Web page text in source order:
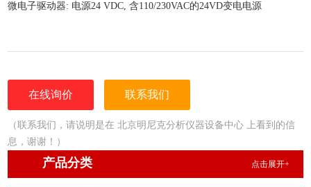
微电子驱动器: 电源24 VDC, 含110/230VAC的24VD变电电源
在线询价 联系我们
（联系我们，请说明是在 北京明尼克分析仪器设备中心 上看到的信
息，谢谢！）
产品分类 点击展开+